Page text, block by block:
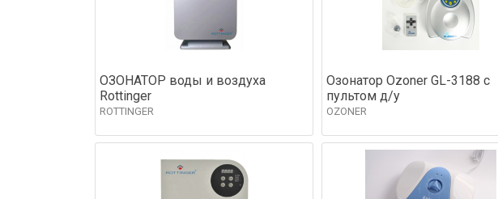
ОЗОНАТОР воды и воздуха
Rottinger
ROTTINGER
Озонатор Ozoner GL-3188 с
пультом д/у
OZONER